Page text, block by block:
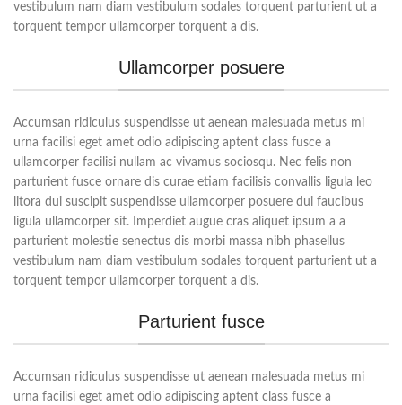
vestibulum nam diam vestibulum sodales torquent parturient ut a
torquent tempor ullamcorper torquent a dis.
Ullamcorper posuere
Accumsan ridiculus suspendisse ut aenean malesuada metus mi
urna facilisi eget amet odio adipiscing aptent class fusce a
ullamcorper facilisi nullam ac vivamus sociosqu. Nec felis non
parturient fusce ornare dis curae etiam facilisis convallis ligula leo
litora dui suscipit suspendisse ullamcorper posuere dui faucibus
ligula ullamcorper sit. Imperdiet augue cras aliquet ipsum a a
parturient molestie senectus dis morbi massa nibh phasellus
vestibulum nam diam vestibulum sodales torquent parturient ut a
torquent tempor ullamcorper torquent a dis.
Parturient fusce
Accumsan ridiculus suspendisse ut aenean malesuada metus mi
urna facilisi eget amet odio adipiscing aptent class fusce a